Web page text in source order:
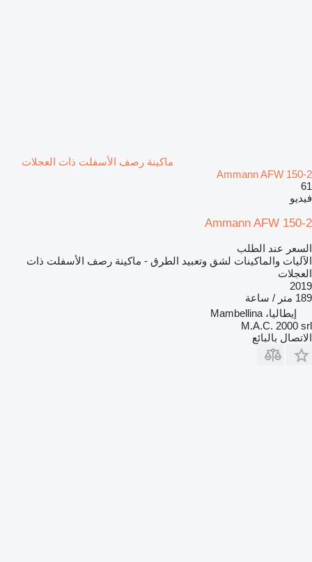
ماكينة رصف الأسفلت ذات العجلات
Ammann AFW 150-2
61
فيديو
Ammann AFW 150-2
السعر عند الطلب
الآليات والماكينات لشق وتعبيد الطرق - ماكينة رصف الأسفلت ذات
العجلات
2019
189 متر / ساعة
إيطاليا، Mambellina
M.A.C. 2000 srl
الاتصال بالبائع